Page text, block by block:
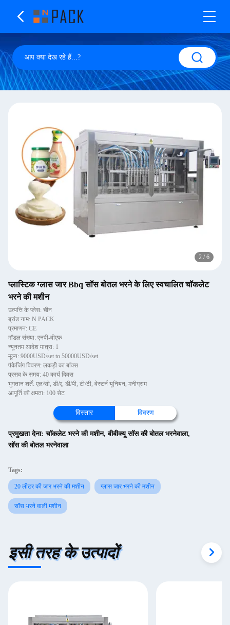
2 / 6
प्लास्टिक ग्लास जार Bbq सॉस बोतल भरने के लिए स्वचालित चॉकलेट
भरने की मशीन
उत्पत्ति के प्लेस: चीन
ब्रांड नाम: N PACK
प्रमाणन: CE
मॉडल संख्या: एनपी-वीएफ
न्यूनतम आदेश मात्रा: 1
मूल्य: 9000USD/set to 50000USD/set
पैकेजिंग विवरण: लकड़ी का बॉक्स
प्रसव के समय: 40 कार्य दिवस
भुगतान शर्तें: एल/सी, डी/ए, डी/पी, टी/टी, वेस्टर्न यूनियन, मनीग्राम
आपूर्ति की क्षमता: 100 सेट
विस्तार विवरण
प्रमुखता देना:चॉकलेट भरने की मशीन,बीबीक्यू सॉस की बोतल भरनेवाला,
सॉस की बोतल भरनेवाला
Tags:
20 लीटर की जार भरने की मशीन ग्लास जार भरने की मशीन
सॉस भरने वाली मशीन
इसी तरह के उत्पादों